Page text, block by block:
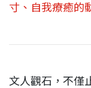
寸、自我療癒的
文人觀石，不僅